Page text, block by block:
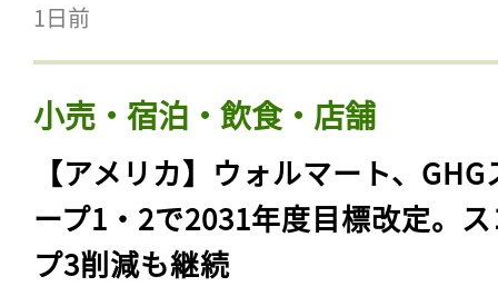
1日前
小売・宿泊・飲食・店舗
【アメリカ】ウォルマート、GHG
ープ1・2で2031年度目標改定。
プ3削減も継続